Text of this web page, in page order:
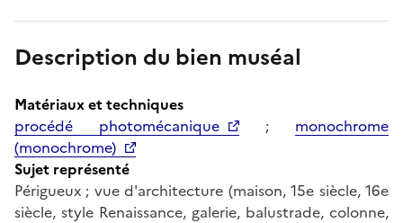
Description du bien muséal
Matériaux et techniques
procédé photomécanique
; monochrome
(monochrome)
Sujet représenté
Périgueux ; vue d'architecture (maison, 15e siècle, 16e
siècle, style Renaissance, galerie, balustrade, colonne,